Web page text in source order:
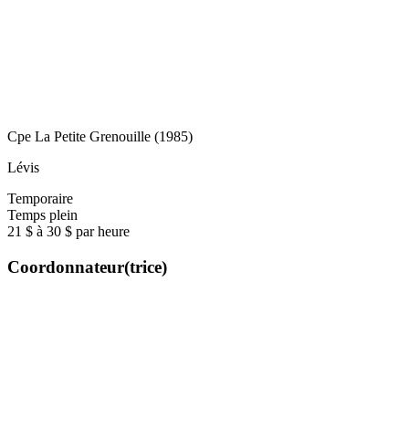
Cpe La Petite Grenouille (1985)
Lévis
Temporaire
Temps plein
21 $ à 30 $ par heure
Coordonnateur(trice)